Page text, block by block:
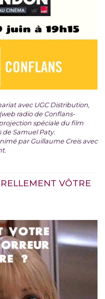
avec UGC Distribution,
radio de Conflans-
spéciale du film
de Samuel Paty.
par Guillaume Creis avec
VÔTRE